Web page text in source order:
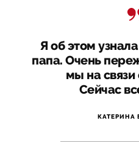
Я об этом
папа. Очень
мы на
Сейчас
КАТЕРИНА